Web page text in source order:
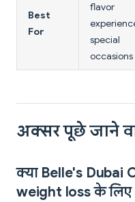
Best
For
flavor
special
occasions
अक्सर पूछे जाने
क्या Belle's Dubai
weight loss के लिए